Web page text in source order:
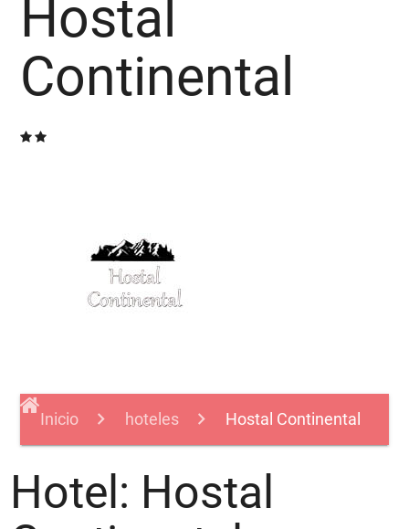
Hostal
Continental
Inicio hoteles Hostal Continental
Hotel: Hostal